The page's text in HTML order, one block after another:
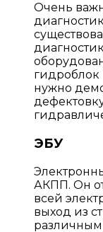
Очень
гидроблок
нужно
ЭБУ
АКПП. Он
всей
выход из